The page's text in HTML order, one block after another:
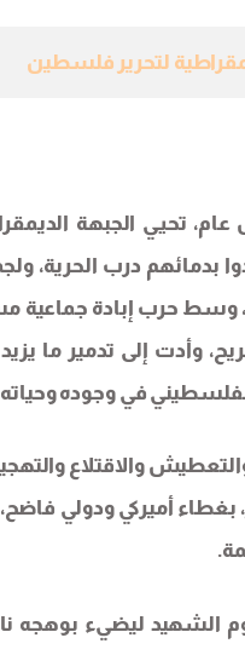
لتحرير فلسطين
تحيي الجبهة
بدمائهم درب
في وجوده وحياته
والتعطيش والاقتلاع
بغطاء أميركي ودولي
الشهيد ليضيء بوهجه